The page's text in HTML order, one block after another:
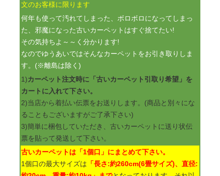
文のお客様に限ります
何年も使って汚れてしまった、ボロボロになってしまっ
た、邪魔になった古いカーペットはすぐ捨てたい!
その気持ちよ～～く分かります!
なのでゆうあいではそんなカーペットをお引き取りしま
す。(※離島は除く)
1)カーペット注文時に「古いカーペット引取り希望」を
カートに入れて下さい。
2)当店から着払い伝票をお送りします。(商品と別々にな
ることもございますがご了承下さい)
3)簡単に梱包していただき、古いカーペットに送り状伝
票を貼って発送して下さい。
古いカーペットは「1個口」にまとめて下さい。
1個口の最大サイズは 「長さ:約260cm(6畳サイズ)、直径: